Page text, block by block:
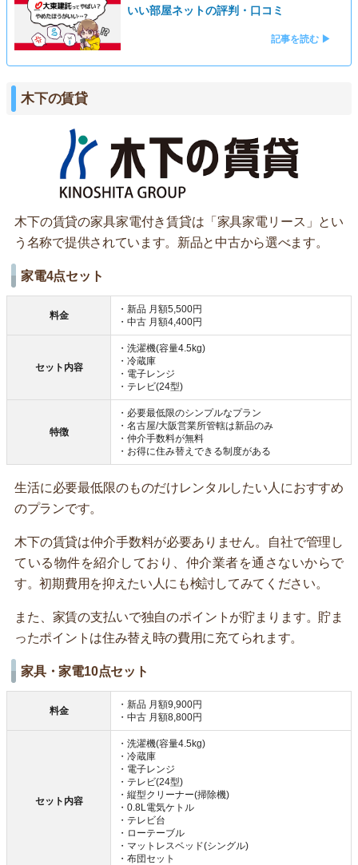
いい部屋ネットの評判・口コミ
記事を読む ▶
木下の賃貸
木下の賃貸の家具家電付き賃貸は「家具家電リース」とい
う名称で提供されています。新品と中古から選べます。
家電4点セット
料金
・新品 月額5,500円
・中古 月額4,400円
セット内容
・洗濯機(容量4.5kg)
・冷蔵庫
・電子レンジ
・テレビ(24型)
特徴
・必要最低限のシンプルなプラン
・名古屋/大阪営業所管轄は新品のみ
・仲介手数料が無料
・お得に住み替えできる制度がある
生活に必要最低限のものだけレンタルしたい人におすすめ
のプランです。
木下の賃貸は仲介手数料が必要ありません。自社で管理し
ている物件を紹介しており、仲介業者を通さないからで
す。初期費用を抑えたい人にも検討してみてください。
また、家賃の支払いで独自のポイントが貯まります。貯ま
ったポイントは住み替え時の費用に充てられます。
家具・家電10点セット
料金
・新品 月額9,900円
・中古 月額8,800円
セット内容
・洗濯機(容量4.5kg)
・冷蔵庫
・電子レンジ
・テレビ(24型)
・縦型クリーナー(掃除機)
・0.8L電気ケトル
・テレビ台
・ローテーブル
・マットレスベッド(シングル)
・布団セット